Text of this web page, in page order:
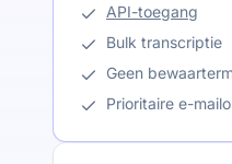
API-toegang
Bulk transcriptie
Geen
Prioritaire e-